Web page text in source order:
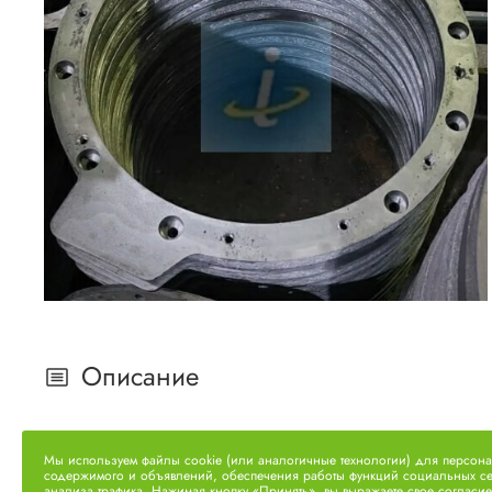
Описание
Переходная плита для Т-150 с двигателем ЯМЗ
Мы используем файлы cookie (или аналогичные технологии) для
содержимого и объявлений, обеспечения работы функций социальных